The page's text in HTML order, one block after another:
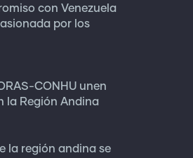
con Venezuela
por los
CONHU unen
la Región Andina
la región andina se